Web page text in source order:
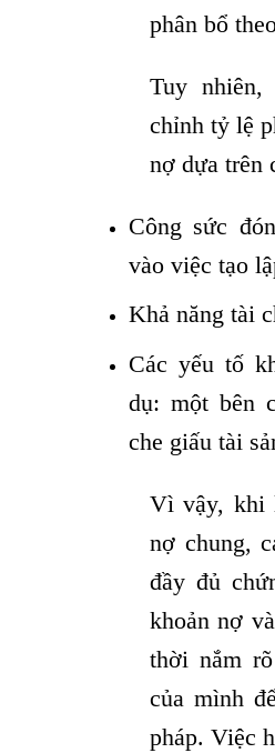
phân bổ
Tuy
chỉnh tỷ lệ
nợ dựa trên
Công sức
vào việc tạo
Khả năng tài
Các yếu tố
dụ: một bên
che giấu tài
Vì vậy, khi
nợ chung,
đầy đủ
khoản nợ
thời nắm
của mình
pháp. Việc